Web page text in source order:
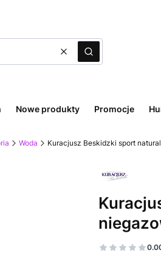
WyczyśćSzukaj
Nowe produkty Promocje
Woda Kuracjusz Beskidzki sport